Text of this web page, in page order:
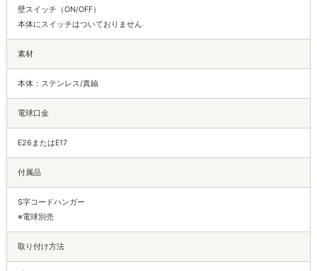
壁スイッチ（ON/OFF）
本体にスイッチはついておりません
素材
本体：ステンレス/真鍮
電球口金
E26またはE17
付属品
S字コードハンガー
※電球別売
取り付け方法